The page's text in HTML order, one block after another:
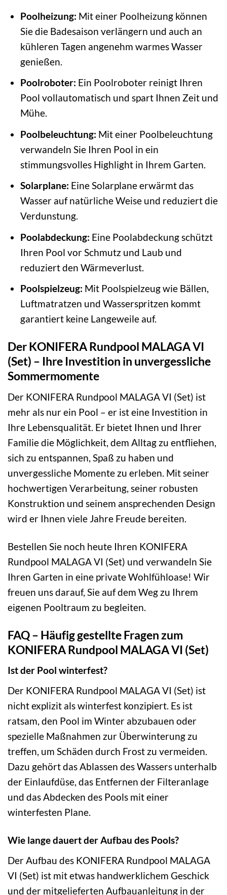
Poolheizung: Mit einer Poolheizung können
Sie die Badesaison verlängern und auch an
kühleren Tagen angenehm warmes Wasser
genießen.
Poolroboter: Ein Poolroboter reinigt Ihren
Pool vollautomatisch und spart Ihnen Zeit und
Mühe.
Poolbeleuchtung: Mit einer Poolbeleuchtung
verwandeln Sie Ihren Pool in ein
stimmungsvolles Highlight in Ihrem Garten.
Solarplane: Eine Solarplane erwärmt das
Wasser auf natürliche Weise und reduziert die
Verdunstung.
Poolabdeckung: Eine Poolabdeckung schützt
Ihren Pool vor Schmutz und Laub und
reduziert den Wärmeverlust.
Poolspielzeug: Mit Poolspielzeug wie Bällen,
Luftmatratzen und Wasserspritzen kommt
garantiert keine Langeweile auf.
Der KONIFERA Rundpool MALAGA VI
(Set) – Ihre Investition in unvergessliche
Sommermomente
Der KONIFERA Rundpool MALAGA VI (Set) ist
mehr als nur ein Pool – er ist eine Investition in
Ihre Lebensqualität. Er bietet Ihnen und Ihrer
Familie die Möglichkeit, dem Alltag zu entfliehen,
sich zu entspannen, Spaß zu haben und
unvergessliche Momente zu erleben. Mit seiner
hochwertigen Verarbeitung, seiner robusten
Konstruktion und seinem ansprechenden Design
wird er Ihnen viele Jahre Freude bereiten.
Bestellen Sie noch heute Ihren KONIFERA
Rundpool MALAGA VI (Set) und verwandeln Sie
Ihren Garten in eine private Wohlfühloase! Wir
freuen uns darauf, Sie auf dem Weg zu Ihrem
eigenen Pooltraum zu begleiten.
FAQ – Häufig gestellte Fragen zum
KONIFERA Rundpool MALAGA VI (Set)
Ist der Pool winterfest?
Der KONIFERA Rundpool MALAGA VI (Set) ist
nicht explizit als winterfest konzipiert. Es ist
ratsam, den Pool im Winter abzubauen oder
spezielle Maßnahmen zur Überwinterung zu
treffen, um Schäden durch Frost zu vermeiden.
Dazu gehört das Ablassen des Wassers unterhalb
der Einlaufdüse, das Entfernen der Filteranlage
und das Abdecken des Pools mit einer
winterfesten Plane.
Wie lange dauert der Aufbau des Pools?
Der Aufbau des KONIFERA Rundpool MALAGA
VI (Set) ist mit etwas handwerklichem Geschick
und der mitgelieferten Aufbauanleitung in der